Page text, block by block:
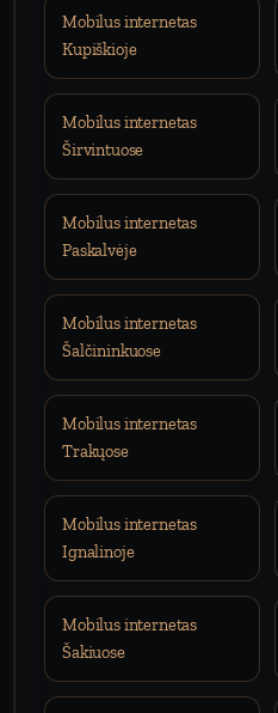
Mobilus internetas
Kupiškioje
Mobilus internetas
Širvintuose
Mobilus internetas
Paskalvėje
Mobilus internetas
Šalčininkuose
Mobilus internetas
Trakųose
Mobilus internetas
Ignalinoje
Mobilus internetas
Šakiuose